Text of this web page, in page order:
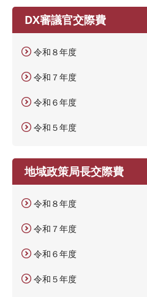
DX審議官交際費
令和８年度
令和７年度
令和６年度
令和５年度
地域政策局長交際費
令和８年度
令和７年度
令和６年度
令和５年度